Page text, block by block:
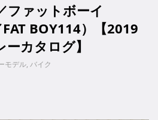
ファットボーイ
BOY114）【2019
カタログ】
モデル, バイク